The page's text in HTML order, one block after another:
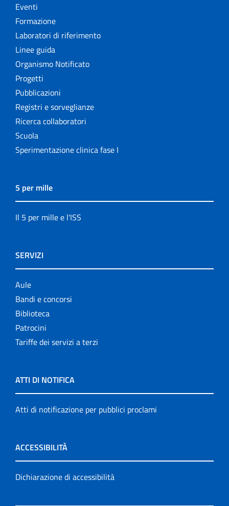
Eventi
Formazione
Laboratori di riferimento
Linee guida
Organismo Notificato
Progetti
Pubblicazioni
Registri e sorveglianze
Ricerca collaboratori
Scuola
Sperimentazione clinica fase I
5 per mille
Il 5 per mille e l'ISS
SERVIZI
Aule
Bandi e concorsi
Biblioteca
Patrocini
Tariffe dei servizi a terzi
ATTI DI NOTIFICA
Atti di notificazione per pubblici proclami
ACCESSIBILITÀ
Dichiarazione di accessibilità